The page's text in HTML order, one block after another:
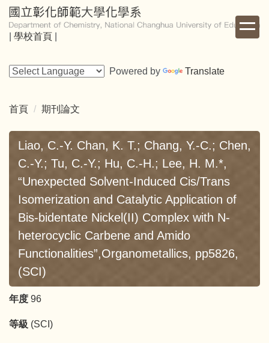
跳
到
主
內
學校首頁
Powered by Translate
首頁 期刊論文
Liao, C.-Y. Chan, K. T.; Chang, Y.-C.; Chen,
C.-Y.; Tu, C.-Y.; Hu, C.-H.; Lee, H. M.*,
“Unexpected Solvent-Induced Cis/Trans
Isomerization and Catalytic Application of
Bis-bidentate Nickel(II) Complex with N-
heterocyclic Carbene and Amido
Functionalities”,Organometallics, pp5826,
(SCI)
年度 96
等級 (SCI)